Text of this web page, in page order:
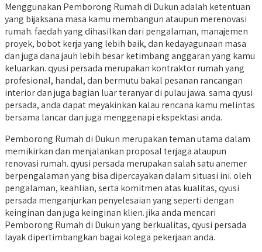
Menggunakan Pemborong Rumah di Dukun adalah ketentuan
yang bijaksana masa kamu membangun ataupun merenovasi
rumah. faedah yang dihasilkan dari pengalaman, manajemen
proyek, bobot kerja yang lebih baik, dan kedayagunaan masa
dan juga dana jauh lebih besar ketimbang anggaran yang kamu
keluarkan. qyusi persada merupakan kontraktor rumah yang
profesional, handal, dan bermutu bakal pesanan rancangan
interior dan juga bagian luar teranyar di pulau jawa. sama qyusi
persada, anda dapat meyakinkan kalau rencana kamu melintas
bersama lancar dan juga menggenapi ekspektasi anda.
Pemborong Rumah di Dukun merupakan teman utama dalam
memikirkan dan menjalankan proposal terjaga ataupun
renovasi rumah. qyusi persada merupakan salah satu anemer
berpengalaman yang bisa dipercayakan dalam situasi ini. oleh
pengalaman, keahlian, serta komitmen atas kualitas, qyusi
persada menganjurkan penyelesaian yang seperti dengan
keinginan dan juga keinginan klien. jika anda mencari
Pemborong Rumah di Dukun yang berkualitas, qyusi persada
layak dipertimbangkan bagai kolega pekerjaan anda.